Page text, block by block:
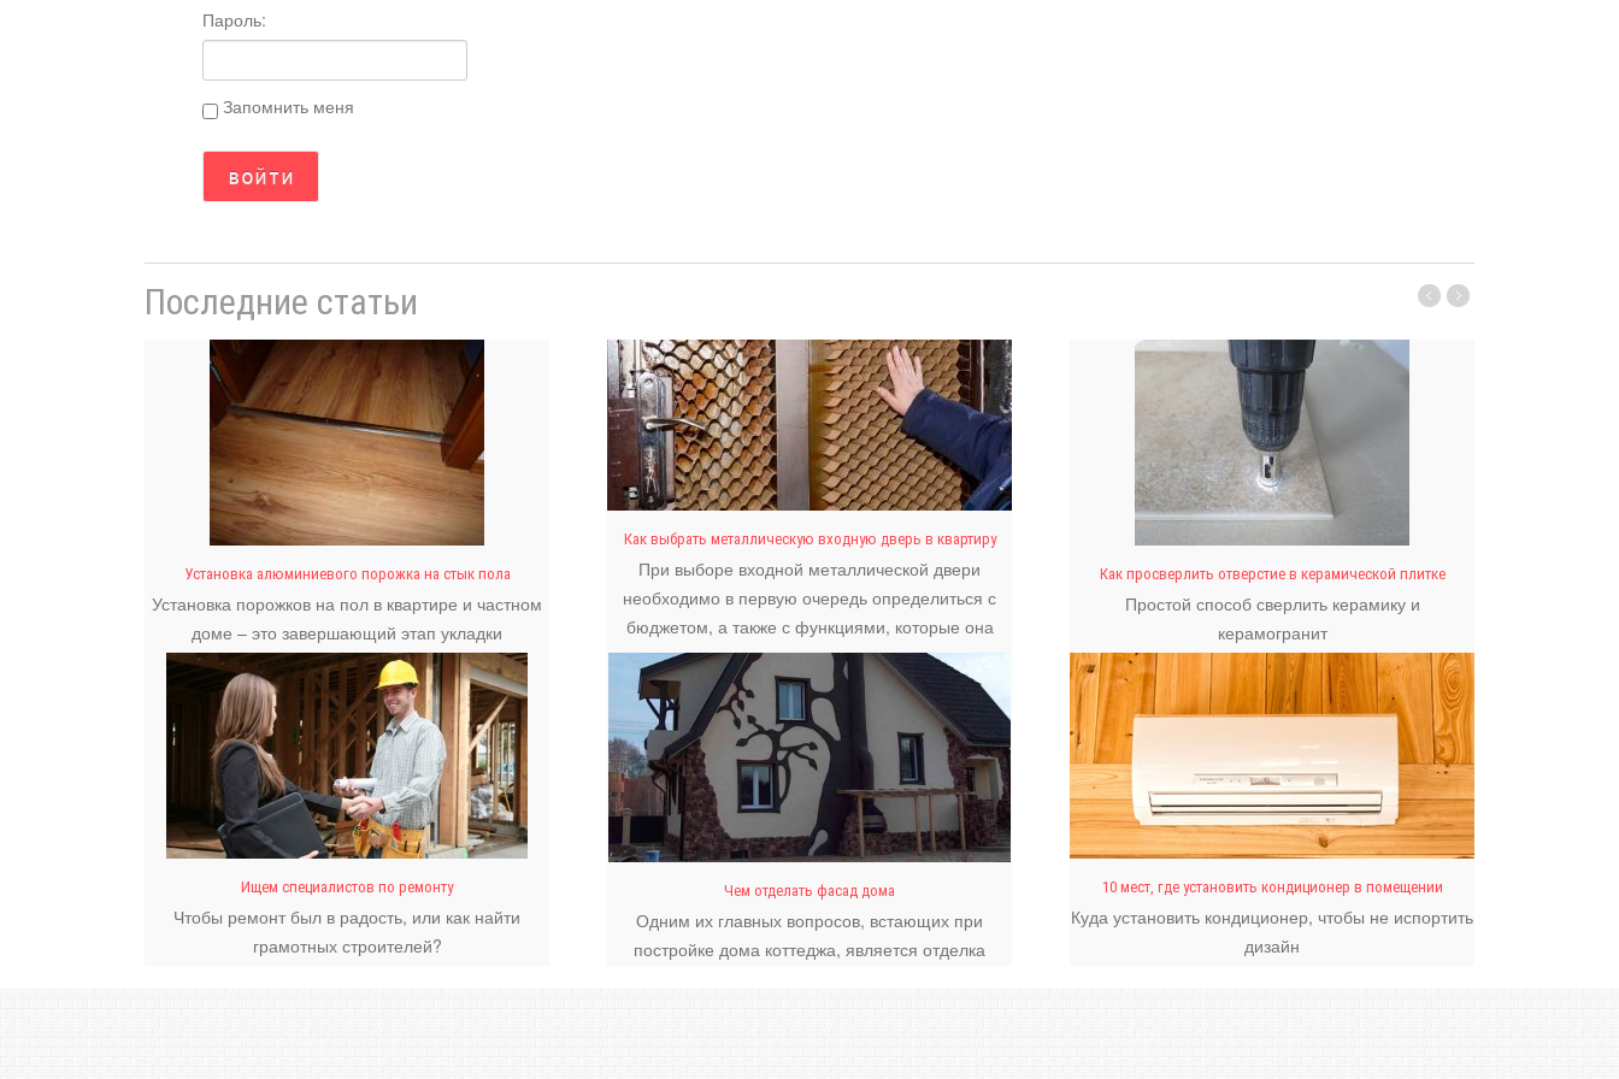
Пароль:
Запомнить меня
Последние статьи
Установка алюминиевого порожка на стык пола
Установка порожков на пол в квартире и частном
доме – это завершающий этап укладки
напольного покрытия.
Как выбрать металлическую входную дверь в квартиру
При выборе входной металлической двери
необходимо в первую очередь определиться с
бюджетом, а также с функциями, которые она
должна выполнять.
Как просверлить отверстие в керамической плитке
Простой способ сверлить керамику и
керамогранит
Ищем специалистов по ремонту
Чтобы ремонт был в радость, или как найти
грамотных строителей?
Чем отделать фасад дома
Одним их главных вопросов, встающих при
постройке дома коттеджа, является отделка
10 мест, где установить кондиционер в помещении
Куда установить кондиционер, чтобы не испортить
дизайн